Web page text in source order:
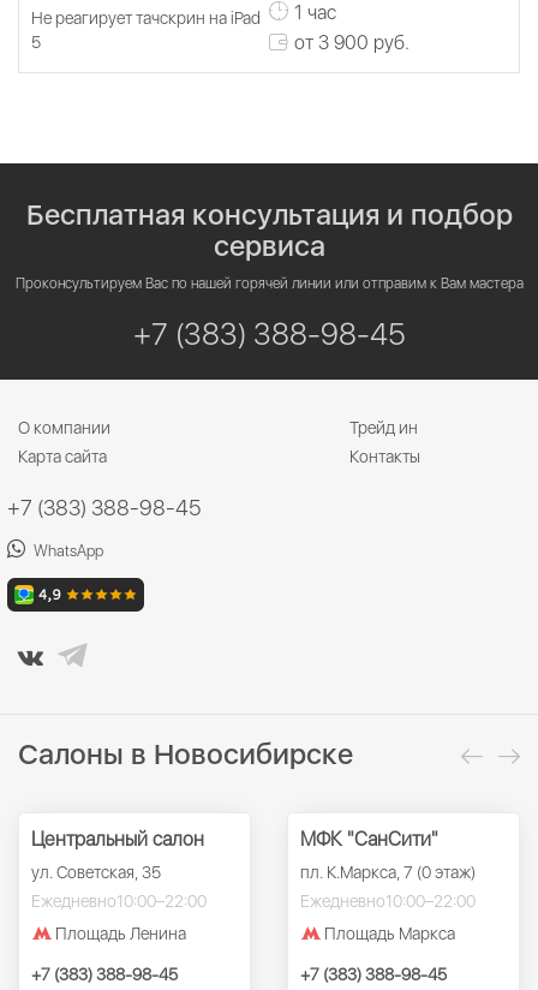
Не реагирует тачскрин на iPad
5
1 час
от 3 900 руб.
Бесплатная консультация и подбор
сервиса
Проконсультируем Вас по нашей горячей линии или отправим к Вам мастера
+7 (383) 388-98-45
О компании
Трейд ин
Карта сайта
Контакты
+7 (383) 388-98-45
WhatsApp
Салоны в Новосибирске
Центральный салон
ул. Советская, 35
Ежедневно10:00–22:00
Площадь Ленина
+7 (383) 388-98-45
МФК "СанСити"
пл. К.Маркса, 7 (0 этаж)
Ежедневно10:00–22:00
Площадь Маркса
+7 (383) 388-98-45